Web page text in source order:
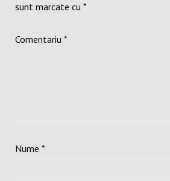
sunt marcate cu *
Comentariu *
Nume *